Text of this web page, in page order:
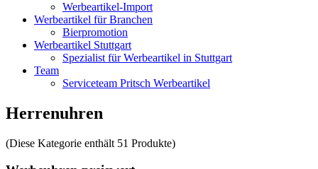
Werbeartikel-Import
Werbeartikel für Branchen
Bierpromotion
Werbeartikel Stuttgart
Spezialist für Werbeartikel in Stuttgart
Team
Serviceteam Pritsch Werbeartikel
Herrenuhren
(Diese Kategorie enthält 51 Produkte)